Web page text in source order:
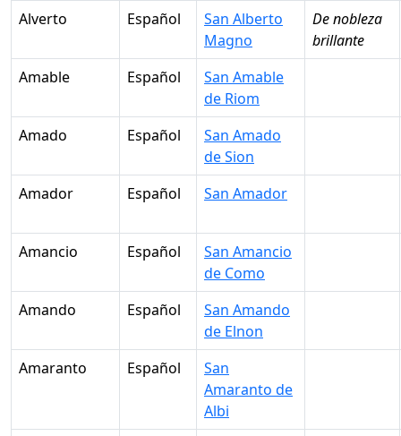
Alverto
Español
San Alberto
Magno
De nobleza
brillante
Amable
Español
San Amable
de Riom
Amado
Español
San Amado
de Sion
Amador
Español San Amador
Amancio Español
San Amancio
de Como
Amando
Español
San Amando
de Elnon
Amaranto
Español
San
Amaranto de
Albi